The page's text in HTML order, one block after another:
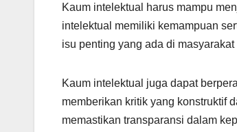
Kaum intelektual harus mampu
intelektual memiliki kemampuan
isu penting yang ada di
Kaum intelektual juga dapat
memberikan kritik yang konstruktif
memastikan transparansi dalam